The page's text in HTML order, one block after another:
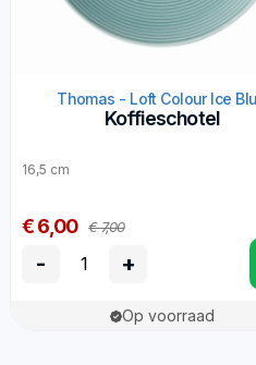
Thomas - Loft Colour Ice
Koffieschotel
16,5 cm
€ 6,00 € 7,00
- +
Op voorraad